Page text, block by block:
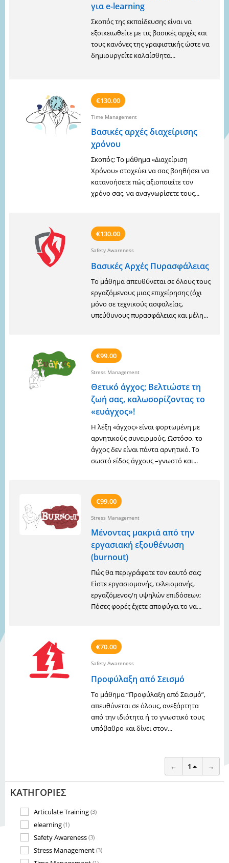
για e-learning
Σκοπός της εκπαίδευσης είναι να
εξοικειωθείτε με τις βασικές αρχές και
τους κανόνες της γραφιστικής ώστε να
δημιουργείτε καλαίσθητα...
€130.00
Time Management
Βασικές αρχές διαχείρισης
χρόνου
Σκοπός: Το μάθημα «Διαχείριση
Χρόνου» στοχεύει να σας βοηθήσει να
κατανοήσετε πώς αξιοποιείτε τον
χρόνο σας, να αναγνωρίσετε τους...
€130.00
Safety Awareness
Βασικές Αρχές Πυρασφάλειας
Το μάθημα απευθύνεται σε όλους τους
εργαζόμενους μιας επιχείρησης (όχι
μόνο σε τεχνικούς ασφαλείας,
υπεύθυνους πυρασφάλειας και μέλη...
€99.00
Stress Management
Θετικό άγχος; Βελτιώστε τη
ζωή σας, καλωσορίζοντας το
«ευάγχος»!
Η λέξη «άγχος» είναι φορτωμένη με
αρνητικούς συνειρμούς. Ωστόσο, το
άγχος δεν είναι πάντα αρνητικό. Το
σωστό είδος άγχους –γνωστό και...
€99.00
Stress Management
Μένοντας μακριά από την
εργασιακή εξουθένωση
(burnout)
Πώς θα περιγράφατε τον εαυτό σας;
Είστε εργασιομανής, τελειομανής,
εργαζόμενος/η υψηλών επιδόσεων;
Πόσες φορές έχετε αποφύγει το να...
€70.00
Safety Awareness
Προφύλαξη από Σεισμό
Το μάθημα “Προφύλαξη από Σεισμό”,
απευθύνεται σε όλους, ανεξάρτητα
από την ιδιότητα ή το γνωστικό τους
υπόβαθρο και δίνει στον...
← 1 →
ΚΑΤΗΓΟΡΊΕΣ
Articulate Training (3)
elearning (1)
Safety Awareness (3)
Stress Management (3)